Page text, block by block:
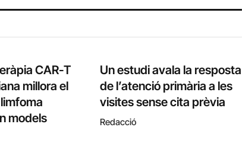
CAR-T
millora el
models
Un estudi avala la resposta
de l’atenció primària a les
visites sense cita prèvia
Redacció